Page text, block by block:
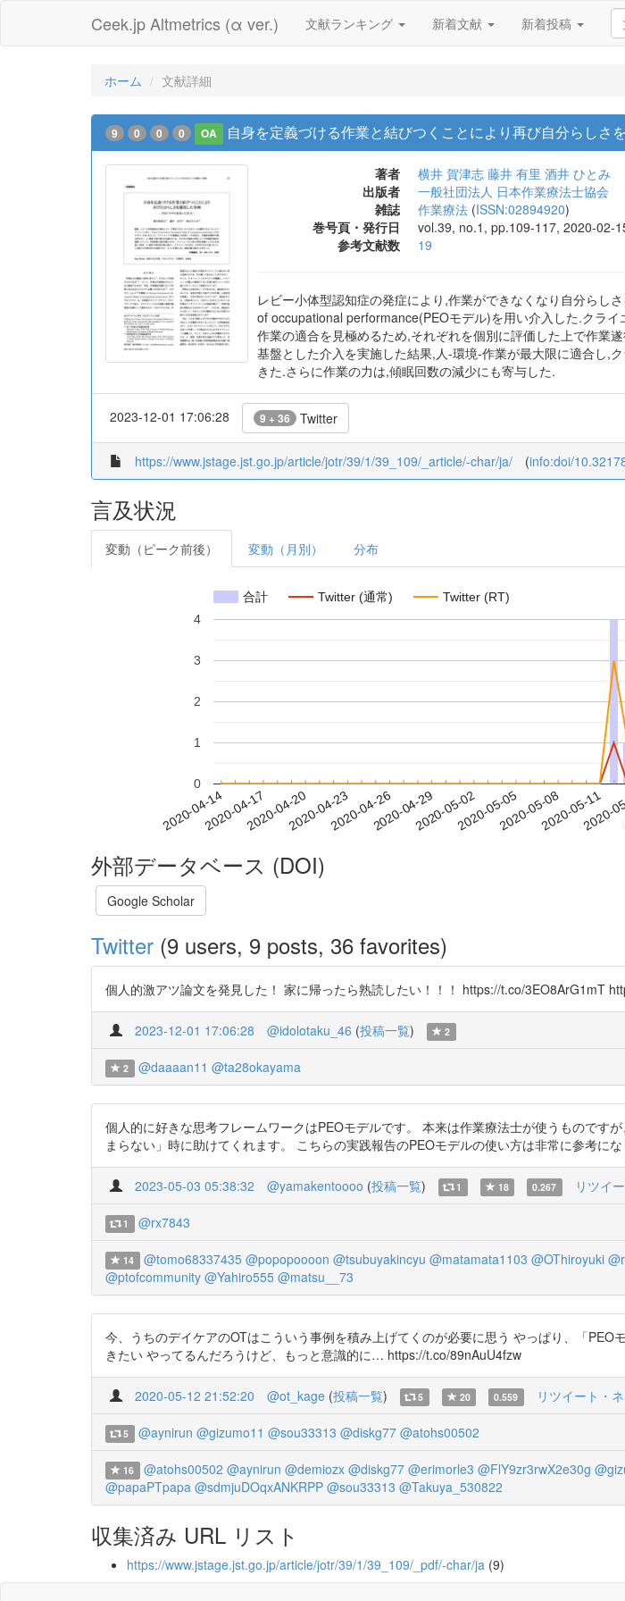
Ceek.jp Altmetrics (α ver.) 文献ランキング 新着文献 新着投稿
ホーム 文献詳細
9 0 0 0 OA 自身を定義づける作業と結びつくことにより再び自分らしさ
著者 横井 賀津志 藤井 有里 酒井 ひとみ
出版者
一般社団法人 日本作業療法士協会
雑誌
作業療法 (ISSN:02894920)
巻号頁・発行日
vol.39, no.1, pp.109-117, 2020-02-
参考文献数
19
レビー小体型認知症の発症により,作業ができなくなり自分らし
of occupational performance(PEOモデル)を用い介入した.クラ
作業の適合を見極めるため,それぞれを個別に評価した上で作業
基盤とした介入を実施した結果,人-環境-作業が最大限に適合し,
きた.さらに作業の力は,傾眠回数の減少にも寄与した.
2023-12-01 17:06:28 9 + 36 Twitter
https://www.jstage.jst.go.jp/article/jotr/39/1/39_109/_article/-char/ja/ (info:doi/
言及状況
変動（ピーク前後） 変動（月別） 分布
合計 Twitter (通常) Twitter (RT)
2020-04-142020-04-172020-04-202020-04-232020-04-262020-04-292020-05-022020-05-052020-05-082020-05-11
2020-
0
1
2
3
4
外部データベース (DOI)
Google Scholar
Twitter (9 users, 9 posts, 36 favorites)
個人的激アツ論文を発見した！ 家に帰ったら熟読したい！！！ https://t.co/3EO8ArG1mT
2023-12-01 17:06:28 @idolotaku_46 (投稿一覧) 2
2 @daaaan11 @ta28okayama
個人的に好きな思考フレームワークはPEOモデルです。 本来は作業療法士が使うものです
まらない」時に助けてくれます。 こちらの実践報告のPEOモデルの使い方は非常に参考に
2023-05-03 05:38:32 @yamakentoooo (投稿一覧) 1 18 0.267 リツイ
1 @rx7843
14 @tomo68337435 @popopoooon @tsubuyakincyu @matamata1103 @OThiroyuki
@ptofcommunity @Yahiro555 @matsu__73
今、うちのデイケアのOTはこういう事例を積み上げてくのが必要に思う やっぱり、「
きたい やってるんだろうけど、もっと意識的に… https://t.co/89nAuU4fzw
2020-05-12 21:52:20 @ot_kage (投稿一覧) 5 20 0.559 リツイート・
5 @aynirun @gizumo11 @sou33313 @diskg77 @atohs00502
16 @atohs00502 @aynirun @demiozx @diskg77 @erimorle3 @FlY9zr3rwX2e30g
@papaPTpapa @sdmjuDOqxANKRPP @sou33313 @Takuya_530822
収集済み URL リスト
https://www.jstage.jst.go.jp/article/jotr/39/1/39_109/_pdf/-char/ja (9)